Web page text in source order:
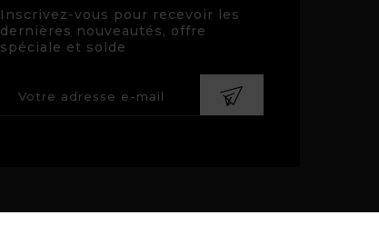
Inscrivez-vous pour recevoir les
dernières nouveautés, offre
spéciale et solde